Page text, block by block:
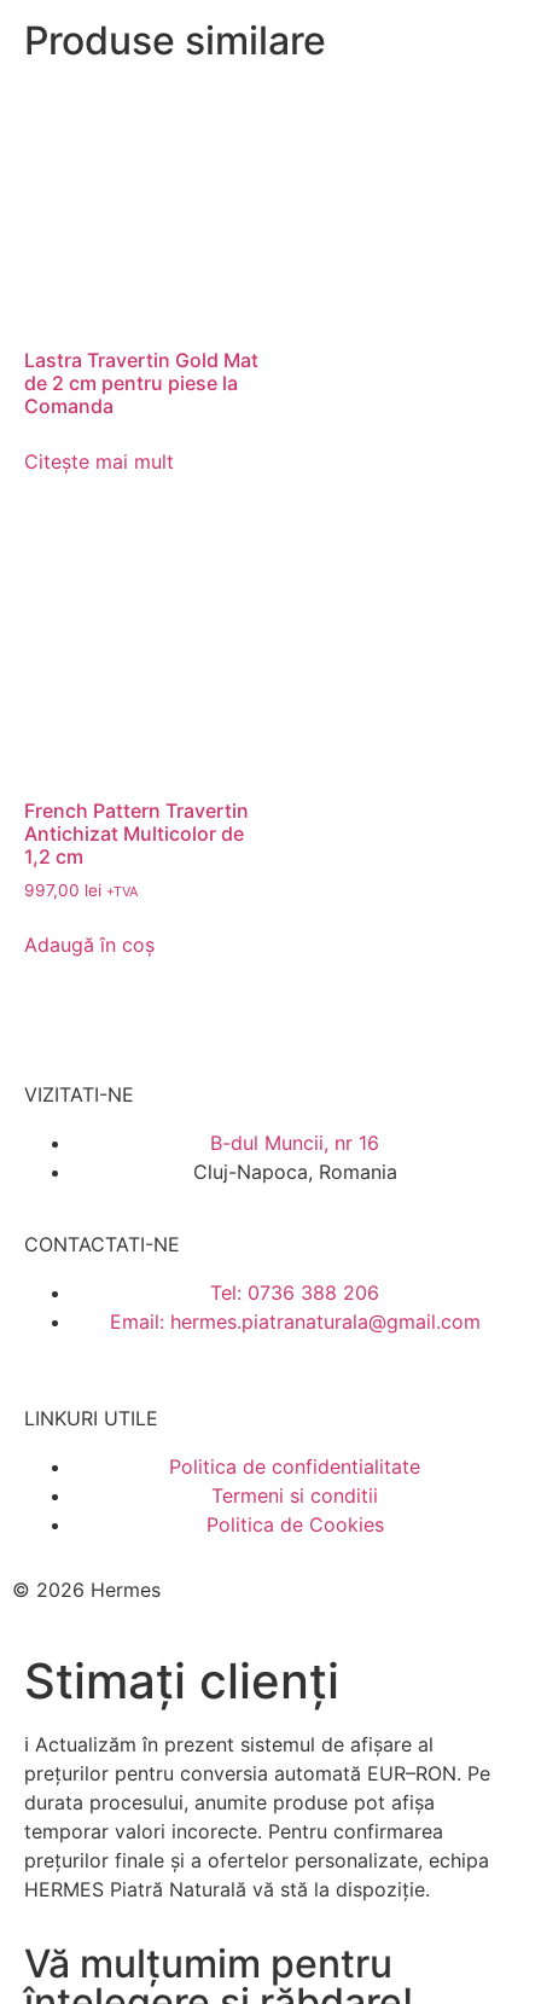
Produse similare
Lastra Travertin Gold Mat
de 2 cm pentru piese la
Comanda
Citește mai mult
French Pattern Travertin
Antichizat Multicolor de
1,2 cm
997,00 lei +TVA
Adaugă în coș
VIZITATI-NE
B-dul Muncii, nr 16
Cluj-Napoca, Romania
CONTACTATI-NE
Tel: 0736 388 206
Email: hermes.piatranaturala@gmail.com
LINKURI UTILE
Politica de confidentialitate
Termeni si conditii
Politica de Cookies
© 2026 Hermes
Stimați clienți
ℹ️ Actualizăm în prezent sistemul de afișare al
prețurilor pentru conversia automată EUR–RON. Pe
durata procesului, anumite produse pot afișa
temporar valori incorecte. Pentru confirmarea
prețurilor finale și a ofertelor personalizate, echipa
HERMES Piatră Naturală vă stă la dispoziție.
Vă mulțumim pentru